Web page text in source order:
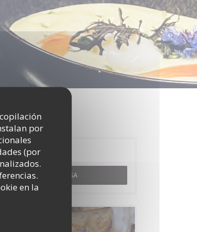
por
(por
en la
Reserva
RESERVAR UNA MESA